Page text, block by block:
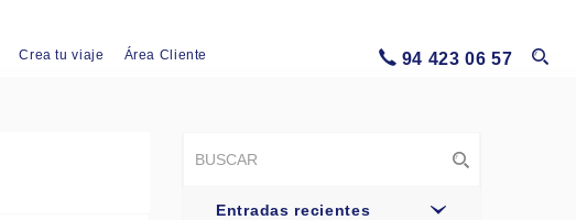
Crea tu viaje Área Cliente 94 423 06 57
Entradas recientes